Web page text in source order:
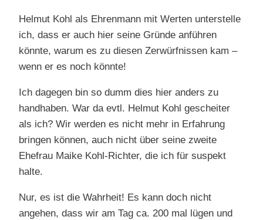
Helmut Kohl als Ehrenmann mit Werten unterstelle
ich, dass er auch hier seine Gründe anführen
könnte, warum es zu diesen Zerwürfnissen kam –
wenn er es noch könnte!
Ich dagegen bin so dumm dies hier anders zu
handhaben. War da evtl. Helmut Kohl gescheiter
als ich? Wir werden es nicht mehr in Erfahrung
bringen können, auch nicht über seine zweite
Ehefrau Maike Kohl-Richter, die ich für suspekt
halte.
Nur, es ist die Wahrheit! Es kann doch nicht
angehen, dass wir am Tag ca. 200 mal lügen und